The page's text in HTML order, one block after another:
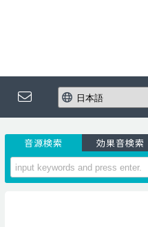
音源検索 効果音検索